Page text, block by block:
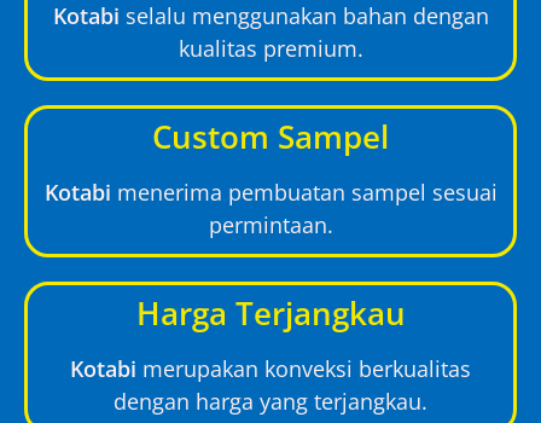
Kotabi selalu menggunakan bahan dengan
kualitas premium.
Custom Sampel
Kotabi menerima pembuatan sampel sesuai
permintaan.
Harga Terjangkau
Kotabi merupakan konveksi berkualitas
dengan harga yang terjangkau.